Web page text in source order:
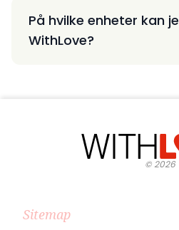
På hvilke enheter kan
WithLove?
©2026
Sitemap